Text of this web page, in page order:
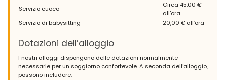
Servizio cuoco
Circa 45,00 €
all’ora
Servizio di babysitting
20,00 € all’ora
Dotazioni dell’alloggio
I nostri alloggi dispongono delle dotazioni normalmente
necessarie per un soggiorno confortevole. A seconda dell’alloggio,
possono includere: